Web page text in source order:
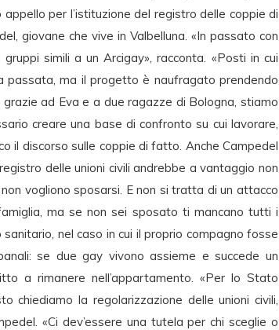
per l’istituzione del registro delle coppie di
giovane che vive in Valbelluna. «In passato con
simili a un Arcigay», racconta. «Posti in cui
passata, ma il progetto è naufragato prendendo
ad Eva e a due ragazze di Bologna, stiamo
creare una base di confronto su cui lavorare,
il discorso sulle coppie di fatto. Anche Campedel
delle unioni civili andrebbe a vantaggio non
vogliono sposarsi. E non si tratta di un attacco
ma se non sei sposato ti mancano tutti i
nel caso in cui il proprio compagno fosse
se due gay vivono assieme e succede un
a rimanere nell’appartamento. «Per lo Stato
chiediamo la regolarizzazione delle unioni civili,
«Ci dev’essere una tutela per chi sceglie o